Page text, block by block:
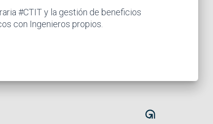
#CTIT y la gestión de beneficios
con Ingenieros propios.